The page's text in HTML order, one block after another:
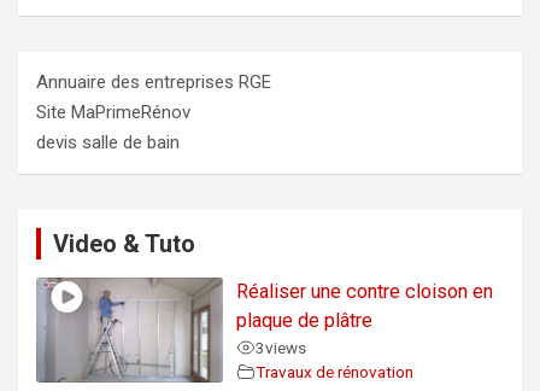
Annuaire des entreprises RGE
Site MaPrimeRénov
devis salle de bain
Video & Tuto
Réaliser une contre cloison en
plaque de plâtre
3views
Travaux de rénovation